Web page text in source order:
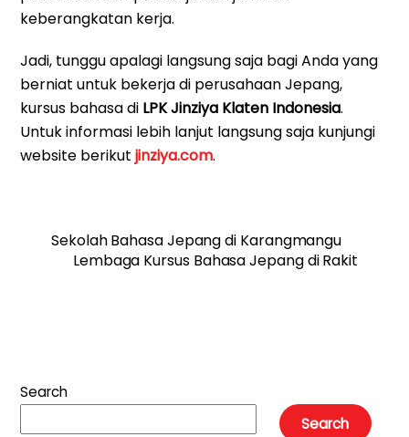
keberangkatan kerja.
Jadi, tunggu apalagi langsung saja bagi Anda yang
berniat untuk bekerja di perusahaan Jepang,
kursus bahasa di LPK Jinziya Klaten Indonesia.
Untuk informasi lebih lanjut langsung saja kunjungi
website berikutjinziya.com.
Sekolah Bahasa Jepang di Karangmangu
Lembaga Kursus Bahasa Jepang di Rakit
Search
Search